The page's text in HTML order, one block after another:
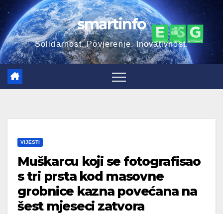
Skip
to
content
smartinfo
Solidarnost. Povjerenje. Inovativnost.
VIJESTI
Muškarcu koji se fotografisao
s tri prsta kod masovne
grobnice kazna povećana na
šest mjeseci zatvora